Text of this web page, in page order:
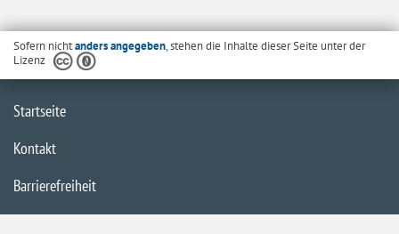
Sofern nichtanders angegeben, stehen die Inhalte dieser Seite unter der
Lizenz
Startseite
Kontakt
Barrierefreiheit